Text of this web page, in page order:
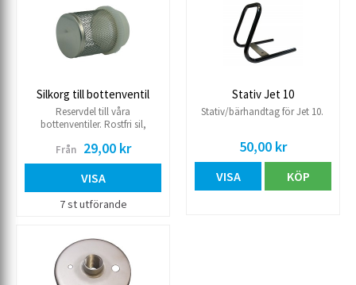
Silkorg till bottenventil
Reservdel till våra
bottenventiler. Rostfri sil,
50R. maskstorlek 2 mm i dim.
65R-100R
Från 29,00 kr
VISA
7 st utförande
Stativ Jet 10
Stativ/bärhandtag för Jet 10.
50,00 kr
VISA KÖP